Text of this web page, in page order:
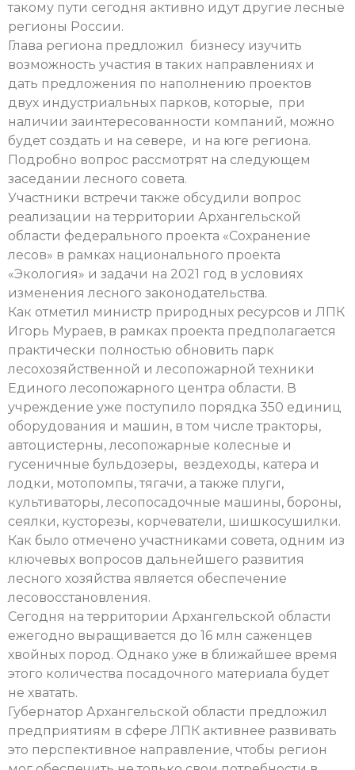
такому пути сегодня активно идут другие лесные
регионы России.
Глава региона предложил бизнесу изучить
возможность участия в таких направлениях и
дать предложения по наполнению проектов
двух индустриальных парков, которые, при
наличии заинтересованности компаний, можно
будет создать и на севере, и на юге региона.
Подробно вопрос рассмотрят на следующем
заседании лесного совета.
Участники встречи также обсудили вопрос
реализации на территории Архангельской
области федерального проекта «Сохранение
лесов» в рамках национального проекта
«Экология» и задачи на 2021 год в условиях
изменения лесного законодательства.
Как отметил министр природных ресурсов и ЛПК
Игорь Мураев, в рамках проекта предполагается
практически полностью обновить парк
лесохозяйственной и лесопожарной техники
Единого лесопожарного центра области. В
учреждение уже поступило порядка 350 единиц
оборудования и машин, в том числе тракторы,
автоцистерны, лесопожарные колесные и
гусеничные бульдозеры, вездеходы, катера и
лодки, мотопомпы, тягачи, а также плуги,
культиваторы, лесопосадочные машины, бороны,
сеялки, кусторезы, корчеватели, шишкосушилки.
Как было отмечено участниками совета, одним из
ключевых вопросов дальнейшего развития
лесного хозяйства является обеспечение
лесовосстановления.
Сегодня на территории Архангельской области
ежегодно выращивается до 16 млн саженцев
хвойных пород. Однако уже в ближайшее время
этого количества посадочного материала будет
не хватать.
Губернатор Архангельской области предложил
предприятиям в сфере ЛПК активнее развивать
это перспективное направление, чтобы регион